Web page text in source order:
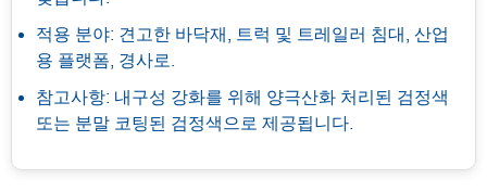
적용 분야: 견고한 바닥재, 트럭 및 트레일러 침대, 산업
용 플랫폼, 경사로.
참고사항: 내구성 강화를 위해 양극산화 처리된 검정색
또는 분말 코팅된 검정색으로 제공됩니다.